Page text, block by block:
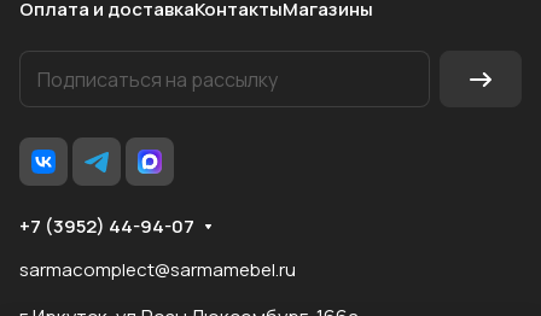
Оплата и доставкаКонтактыМагазины
+7 (3952) 44-94-07
sarmacomplect@sarmamebel.ru